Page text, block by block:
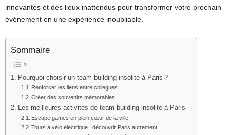
innovantes et des lieux inattendus pour transformer votre prochain
événement en une expérience inoubliable.
Sommaire
Pourquoi choisir un team building insolite à Paris ?
Renforcer les liens entre collègues
Créer des souvenirs mémorables
Les meilleures activités de team building insolite à Paris
Escape games en plein cœur de la ville
Tours à vélo électrique : découvrir Paris autrement